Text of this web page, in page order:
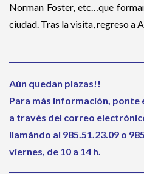
Norman Foster, etc…que
ciudad. Tras la visita, regreso a
Aún quedan plazas!!
Para más información, ponte
a través del correo
llamándo al 985.51.23.09 o
viernes, de 10 a 14 h.